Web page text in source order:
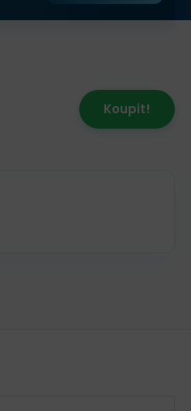
Koupit!